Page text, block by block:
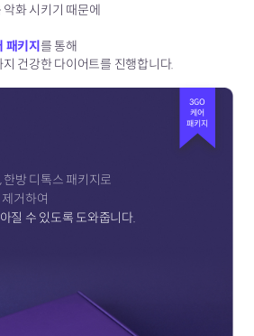
화 시키기 때문에
패키지를 통해
건강한 다이어트를 진행합니다.
3GO
케어
패키지
한방 디톡스 패키지로
거하여
질 수 있도록 도와줍니다.